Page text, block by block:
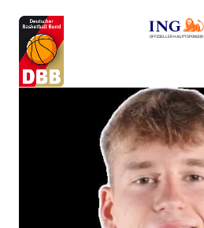
OFFIZIELLER HAUPTSPONSOR